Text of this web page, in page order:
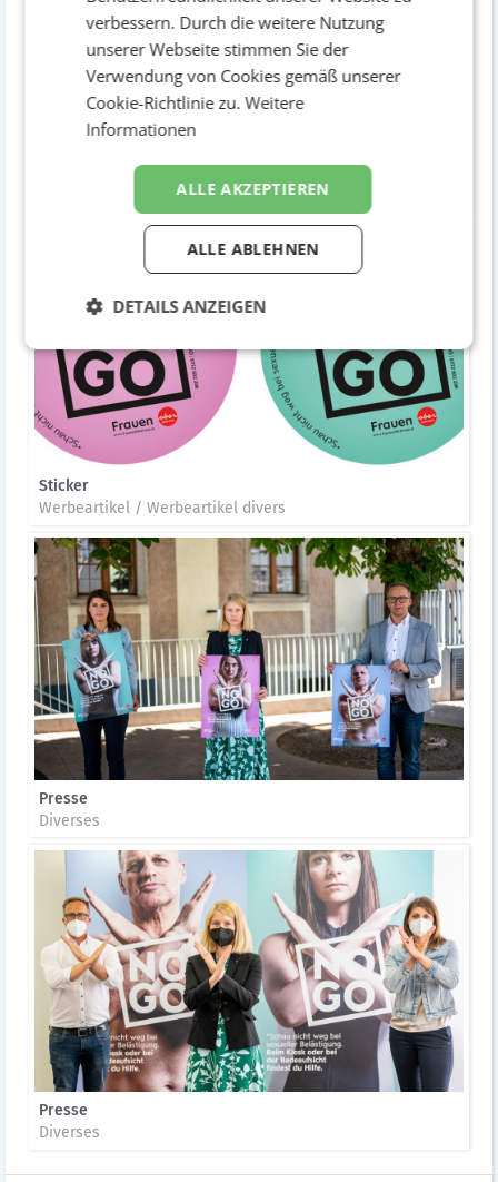
Druckwerke / Poster
Sticker
Werbeartikel / Werbeartikel divers
Presse
Diverses
Presse
Diverses
verbessern. Durch die weitere Nutzung
unserer Webseite stimmen Sie der
Verwendung von Cookies gemäß unserer
Cookie-Richtlinie zu.Weitere
Informationen
ALLE AKZEPTIEREN
ALLE ABLEHNEN
DETAILS ANZEIGEN